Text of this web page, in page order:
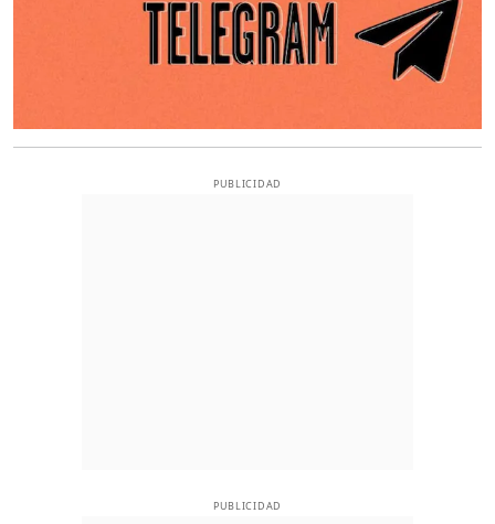
PUBLICIDAD
PUBLICIDAD